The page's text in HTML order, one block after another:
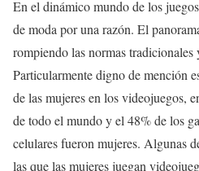
En el dinámico mundo de los
de moda por una razón. El
rompiendo las normas
Particularmente digno de mención
de las mujeres en los videojuegos,
de todo el mundo y el 48% de los
celulares fueron mujeres. Algunas
las que las mujeres juegan